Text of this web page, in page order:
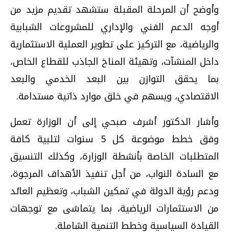
وأوضح أن المرحلة المقبلة ستشهد تقديم مزيد من
أوجه الدعم الفني والإداري للمشروعات الشبابية
والرياضية، مع التركيز على تطوير العملية الاستثمارية
داخل المنشآت، وتهيئة المناخ الجاذب للقطاع الخاص،
بما يحقق التوازن بين البعد الخدمي والبعد
الاقتصادي، ويسهم في خلق موارد ذاتية مستدامة.
وأشار الدكتور أشرف صبحي إلى أن الوزارة تعمل
وفق خطط موضوعة كل 5 سنوات لتلبية كافة
المتطلبات الخاصة بأنشطة الوزارة، وكذلك التنسيق
مع السادة النواب، من أجل تنفيذ الأهداف المرجوة،
ودعم رؤية الدولة في تمكين الشباب، وتعظيم العائد
من الاستثمارات الرياضية، بما يتماشى مع توجهات
القيادة السياسية وخطط التنمية الشاملة.